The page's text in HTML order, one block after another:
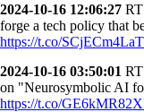
2024-10-16 12:06:27
forge a tech policy that
https://t.co/SCjECm4LaT
2024-10-16 03:50:01
on "Neurosymbolic AI
https://t.co/